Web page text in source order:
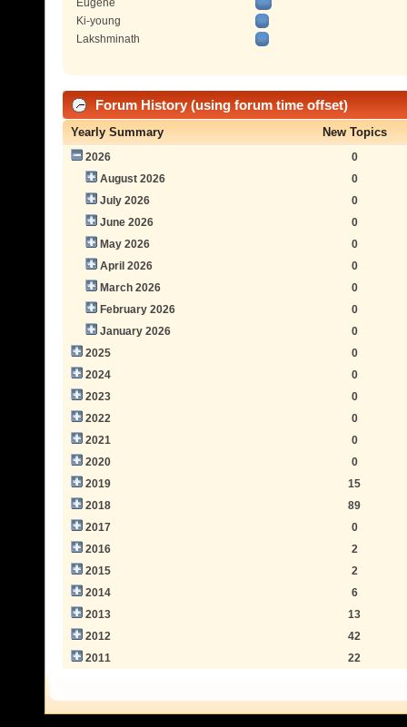
Eugene
Ki-young
Lakshminath
Forum History (using forum time offset)
Yearly Summary New Topics
2026
0
August 2026
0
July 2026
0
June 2026
0
May 2026
0
April 2026
0
March 2026
0
February 2026
0
January 2026
0
2025
0
2024
0
2023
0
2022
0
2021
0
2020
0
2019
15
2018
89
2017
0
2016
2
2015
2
2014
6
2013
13
2012
42
2011
22